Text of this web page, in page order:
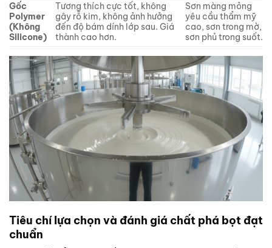
Gốc
Polymer
(Không
Silicone)
Tương thích cực tốt, không
gây rỗ kim, không ảnh hưởng
đến độ bám dính lớp sau. Giá
thành cao hơn.
Sơn màng mỏng
yêu cầu thẩm mỹ
cao, sơn trong mờ,
sơn phủ trong suốt.
Tiêu chí lựa chọn và đánh giá chất phá bọt đạt
chuẩn